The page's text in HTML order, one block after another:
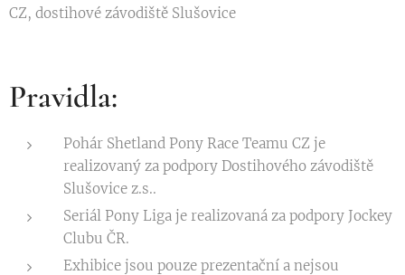
CZ, dostihové závodiště Slušovice
Pravidla:
Pohár Shetland Pony Race Teamu CZ je
realizovaný za podpory Dostihového závodiště
Slušovice z.s..
Seriál Pony Liga je realizovaná za podpory Jockey
Clubu ČR.
Exhibice jsou pouze prezentační a nejsou